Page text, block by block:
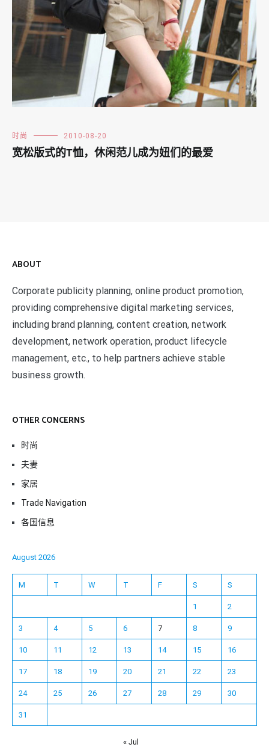
时尚 2010-08-20
宽松版式的T恤，休闲范儿成为妞们的最爱
ABOUT
Corporate publicity planning, online product promotion,
providing comprehensive digital marketing services,
including brand planning, content creation, network
development, network operation, product lifecycle
management, etc., to help partners achieve stable
business growth.
OTHER CONCERNS
时尚
夫妻
家居
Trade Navigation
各国信息
August 2026
M T W T F S S
1 2
3 4 5 6 7 8 9
10 11 12 13 14 15 16
17 18 19 20 21 22 23
24 25 26 27 28 29 30
31
« Jul